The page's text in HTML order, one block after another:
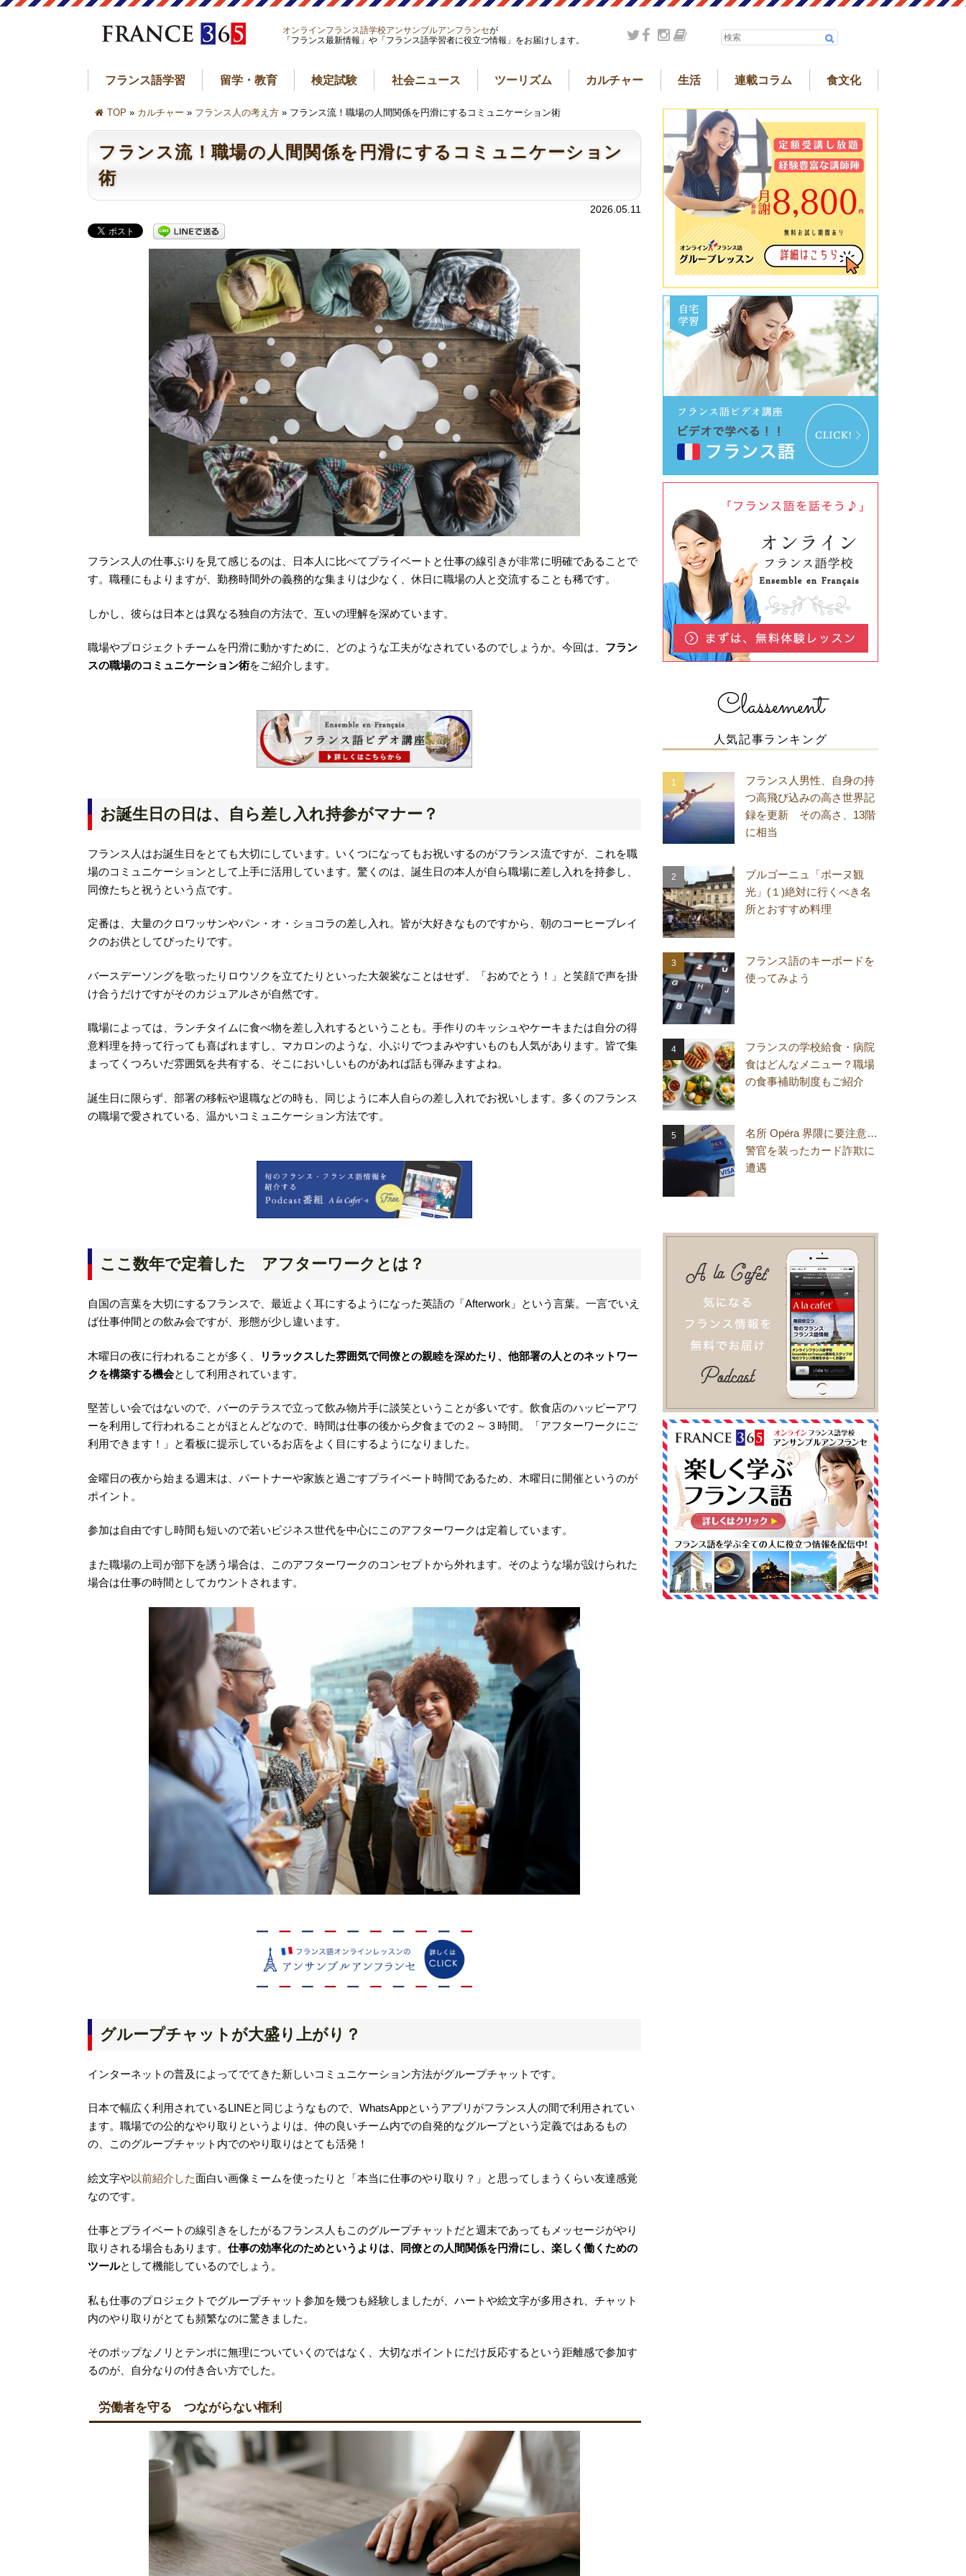
オンラインフランス語学校アンサンブルアンフランセが
「フランス最新情報」や「フランス語学習者に役立つ情報」をお届けします。
フランス語学習 留学・教育 検定試験 社会ニュース ツーリズム カルチャー 生活 連載コラム 食文化
TOP » カルチャー » フランス人の考え方 » フランス流！職場の人間関係を円滑にするコミュニケーション術
フランス流！職場の人間関係を円滑にするコミュニケーション
術
2026.05.11
フランス人の仕事ぶりを見て感じるのは、日本人に比べてプライベートと仕事の線引きが非常に明確であることで
す。職種にもよりますが、勤務時間外の義務的な集まりは少なく、休日に職場の人と交流することも稀です。
しかし、彼らは日本とは異なる独自の方法で、互いの理解を深めています。
職場やプロジェクトチームを円滑に動かすために、どのような工夫がなされているのでしょうか。今回は、 フラン
スの職場のコミュニケーション術をご紹介します。
お誕生日の日は、自ら差し入れ持参がマナー？
フランス人はお誕生日をとても大切にしています。いくつになってもお祝いするのがフランス流ですが、これを職
場のコミュニケーションとして上手に活用しています。驚くのは、誕生日の本人が自ら職場に差し入れを持参し、
同僚たちと祝うという点です。
定番は、大量のクロワッサンやパン・オ・ショコラの差し入れ。皆が大好きなものですから、朝のコーヒーブレイ
クのお供としてぴったりです。
バースデーソングを歌ったりロウソクを立てたりといった大袈裟なことはせず、「おめでとう！」と笑顔で声を掛
け合うだけですがそのカジュアルさが自然です。
職場によっては、ランチタイムに食べ物を差し入れするということも。手作りのキッシュやケーキまたは自分の得
意料理を持って行っても喜ばれますし、マカロンのような、小ぶりでつまみやすいものも人気があります。皆で集
まってくつろいだ雰囲気を共有する、そこにおいしいものがあれば話も弾みますよね。
誕生日に限らず、部署の移転や退職などの時も、同じように本人自らの差し入れでお祝いします。多くのフランス
の職場で愛されている、温かいコミュニケーション方法です。
ここ数年で定着した アフターワークとは？
自国の言葉を大切にするフランスで、最近よく耳にするようになった英語の「Afterwork」という言葉。一言でいえ
ば仕事仲間との飲み会ですが、形態が少し違います。
木曜日の夜に行われることが多く、
リラックスした雰囲気で同僚との親睦を深めたり、他部署の人とのネットワー
クを構築する機会として利用されています。
堅苦しい会ではないので、バーのテラスで立って飲み物片手に談笑ということが多いです。飲食店のハッピーアワ
ーを利用して行われることがほとんどなので、時間は仕事の後から夕食までの２～３時間。「アフターワークにご
利用できます！」と看板に提示しているお店をよく目にするようになりました。
金曜日の夜から始まる週末は、パートナーや家族と過ごすプライベート時間であるため、木曜日に開催というのが
ポイント。
参加は自由ですし時間も短いので若いビジネス世代を中心にこのアフターワークは定着しています。
また職場の上司が部下を誘う場合は、このアフターワークのコンセプトから外れます。そのような場が設けられた
場合は仕事の時間としてカウントされます。
グループチャットが大盛り上がり？
インターネットの普及によってでてきた新しいコミュニケーション方法がグループチャットです。
日本で幅広く利用されているLINEと同じようなもので、WhatsAppというアプリがフランス人の間で利用されてい
ます。職場での公的なやり取りというよりは、仲の良いチーム内での自発的なグループという定義ではあるもの
の、このグループチャット内でのやり取りはとても活発！
絵文字や以前紹介した面白い画像ミームを使ったりと「本当に仕事のやり取り？」と思ってしまうくらい友達感覚
なのです。
仕事とプライベートの線引きをしたがるフランス人もこのグループチャットだと週末であってもメッセージがやり
取りされる場合もあります。 仕事の効率化のためというよりは、同僚との人間関係を円滑にし、楽しく働くための
ツールとして機能しているのでしょう。
私も仕事のプロジェクトでグループチャット参加を幾つも経験しましたが、ハートや絵文字が多用され、チャット
内のやり取りがとても頻繁なのに驚きました。
そのポップなノリとテンポに無理についていくのではなく、大切なポイントにだけ反応するという距離感で参加す
るのが、自分なりの付き合い方でした。
労働者を守る つながらない権利
Classement
人気記事ランキング
フランス人男性、自身の持
つ高飛び込みの高さ世界記
録を更新 その高さ、13階
に相当
ブルゴーニュ「ボーヌ観
光」(１)絶対に行くべき名
所とおすすめ料理
フランス語のキーボードを
使ってみよう
フランスの学校給食・病院
食はどんなメニュー？職場
の食事補助制度もご紹介
名所 Opéra 界隈に要注意…
警官を装ったカード詐欺に
遭遇